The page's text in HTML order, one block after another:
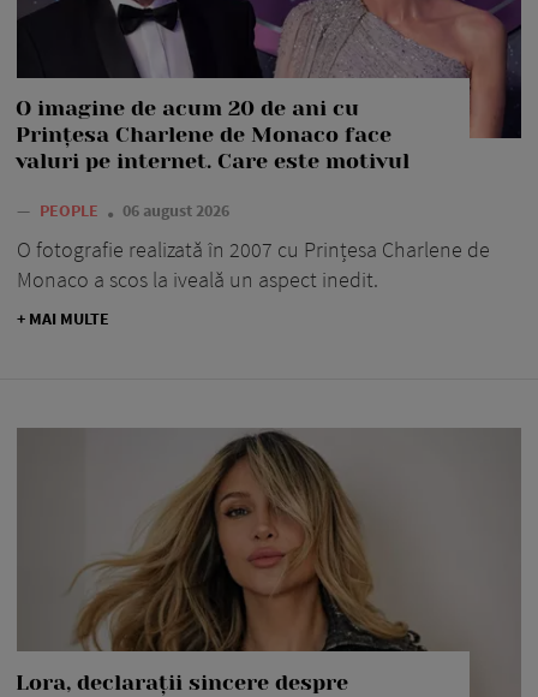
O imagine de acum 20 de ani cu
Prințesa Charlene de Monaco face
valuri pe internet. Care este motivul
— PEOPLE 06 august 2026
O fotografie realizată în 2007 cu Prințesa Charlene de
Monaco a scos la iveală un aspect inedit.
+ MAI MULTE
Lora, declarații sincere despre